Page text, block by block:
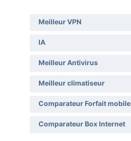
Meilleur VPN
IA
Meilleur Antivirus
Meilleur climatiseur
Comparateur Forfait mobile
Comparateur Box Internet